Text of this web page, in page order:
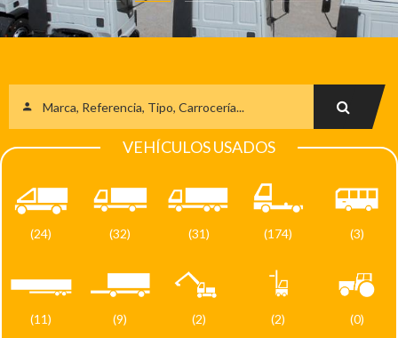
VEHÍCULOS USADOS
(24) (32) (31) (174) (3)
(11) (9) (2) (2) (0)